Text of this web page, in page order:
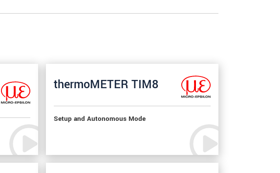
thermoMETER TIM8
Setup and Autonomous Mode